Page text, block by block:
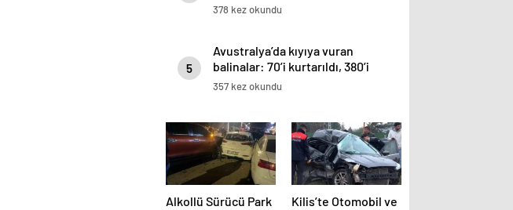
378 kez okundu
5
Avustralya’da kıyıya vuran
balinalar: 70’i kurtarıldı, 380’i
öldü
357 kez okundu
Alkollü Sürücü Park
Kilis’te Otomobil ve